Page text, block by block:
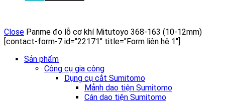
Close Panme đo lỗ cơ khí Mitutoyo 368-163 (10-12mm)
[contact-form-7 id="22171" title="Form liên hệ 1"]
Sản phẩm
Công cụ gia công
Dụng cụ cắt Sumitomo
Mảnh dao tiện Sumitomo
Cán dao tiện Sumitomo